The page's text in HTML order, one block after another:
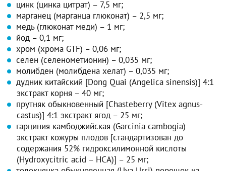
цинк (цинка цитрат) – 7,5 мг;
марганец (марганца глюконат) – 2,5 мг;
медь (глюконат меди) – 1 мг;
йод – 0,1 мг;
хром (хрома GTF) – 0,06 мг;
селен (селенометионин) – 0,035 мг;
молибден (молибдена хелат) – 0,035 мг;
дудник китайский [Dong Quai (Angelica sinensis)] 4:1
экстракт корня – 40 мг;
прутняк обыкновенный [Chasteberry (Vitex agnus-
castus)] 4:1 экстракт ягод – 25 мг;
гарциния камбоджийская (Garcinia cambogia)
экстракт кожуры плодов [стандартизован до
содержания 52% гидроксилимонной кислоты
(Hydroxycitric acid – HCA)] – 25 мг;